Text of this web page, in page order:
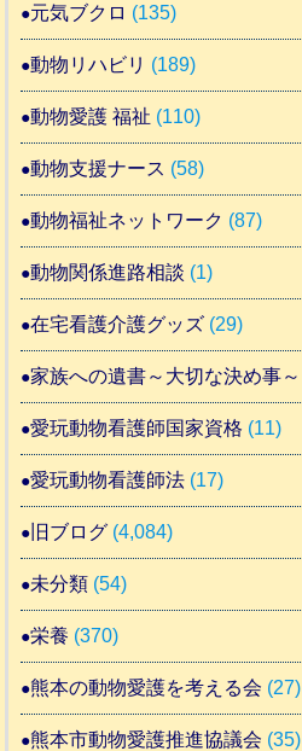
元気ブクロ (135)
動物リハビリ (189)
動物愛護 福祉 (110)
動物支援ナース (58)
動物福祉ネットワーク (87)
動物関係進路相談 (1)
在宅看護介護グッズ (29)
家族への遺書～大切な決め事～
愛玩動物看護師国家資格 (11)
愛玩動物看護師法 (17)
旧ブログ (4,084)
未分類 (54)
栄養 (370)
熊本の動物愛護を考える会 (27)
熊本市動物愛護推進協議会 (35)